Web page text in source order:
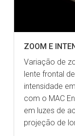
ZOOM E
Variação de
lente frontal
intensidade
com o MAC
em luzes de
projeção de